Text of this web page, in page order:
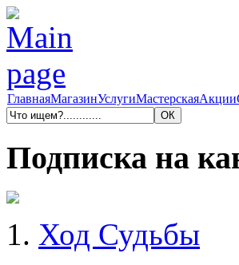
ГлавнаяМагазинУслугиМастерскаяАкции
Подписка на
1. Ход Судьбы